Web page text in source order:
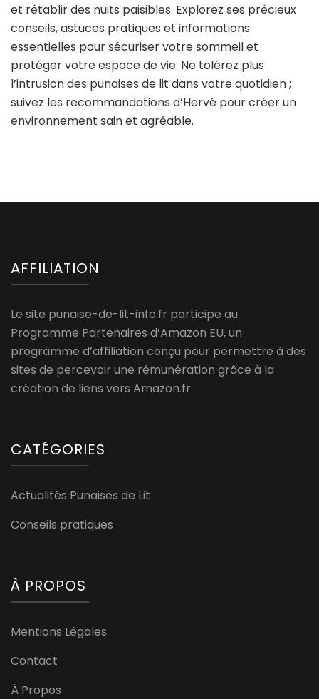
et rétablir des nuits paisibles. Explorez ses précieux
conseils, astuces pratiques et informations
essentielles pour sécuriser votre sommeil et
protéger votre espace de vie. Ne tolérez plus
l’intrusion des punaises de lit dans votre quotidien ;
suivez les recommandations d’Hervé pour créer un
environnement sain et agréable.
AFFILIATION
Le site punaise-de-lit-info.fr participe au
Programme Partenaires d’Amazon EU, un
programme d’affiliation conçu pour permettre à des
sites de percevoir une rémunération grâce à la
création de liens vers Amazon.fr
CATÉGORIES
Actualités Punaises de Lit
Conseils pratiques
À PROPOS
Mentions Légales
Contact
À Propos